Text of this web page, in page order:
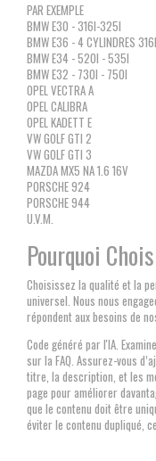
PAR EXEMPLE
BMW E30 - 316I-325I
BMW E36 - 4 CYLINDRES
BMW E34 - 520I - 535I
BMW E32 - 730I - 750I
OPEL VECTRA A
OPEL CALIBRA
OPEL KADETT E
VW GOLF GTI 2
VW GOLF GTI 3
MAZDA MX5 NA 1.6 16V
PORSCHE 924
PORSCHE 944
U.V.M.
Pourquoi
Choisissez la qualité et la
universel. Nous nous
répondent aux besoins de
Code généré par l'IA.
sur la FAQ. Assurez-vous
titre, la description, et les
page pour améliorer
que le contenu doit être
éviter le contenu dupliqué,